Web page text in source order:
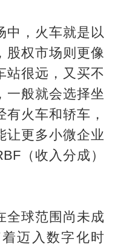
中，火车就是以
股权市场则更像
站很远，又买不
一般就会选择坐
火车和轿车，
让更多小微企业
（收入分成）
全球范围尚未成
迈入数字化时